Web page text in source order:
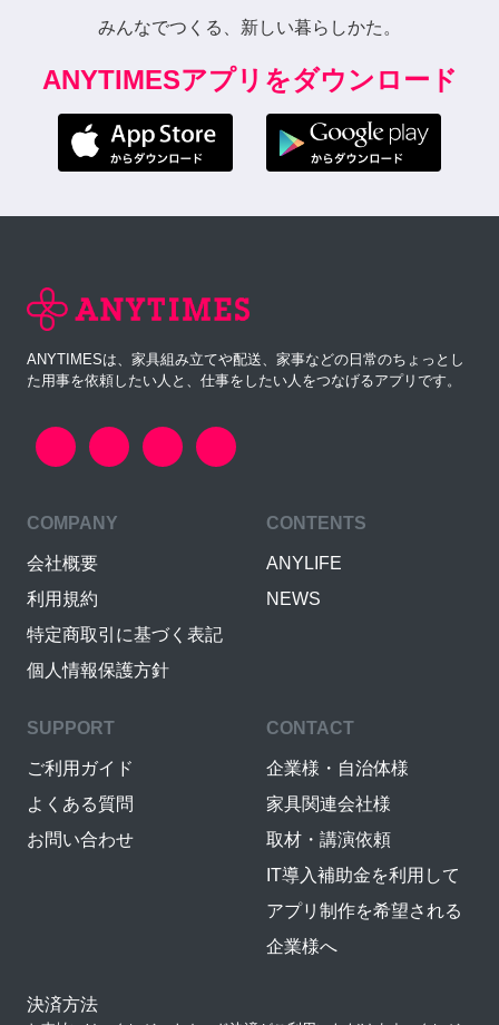
みんなでつくる、新しい暮らしかた。
ANYTIMESアプリをダウンロード
ANYTIMESは、家具組み立てや配送、家事などの日常のちょっとし
た用事を依頼したい人と、仕事をしたい人をつなげるアプリです。
COMPANY
会社概要
利用規約
特定商取引に基づく表記
個人情報保護方針
CONTENTS
ANYLIFE
NEWS
SUPPORT
ご利用ガイド
よくある質問
お問い合わせ
CONTACT
企業様・自治体様
家具関連会社様
取材・講演依頼
IT導入補助金を利用して
アプリ制作を希望される
企業様へ
決済方法